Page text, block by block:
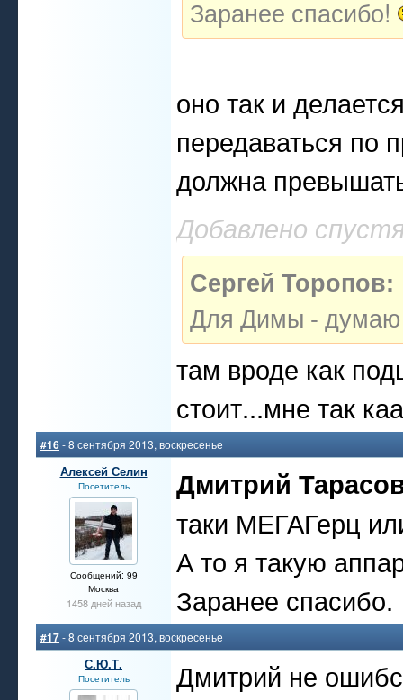
Заранее спасибо!
оно так и
передаваться по
должна
Добавлено
Сергей Торопов:
Для Димы - думаю
там вроде как
стоит...мне так
#16- 8 сентября 2013, воскресенье
Алексей Селин
Посетитель
Сообщений: 99
Москва
1458 дней назад
Дмитрий
таки МЕГАГерц
А то я такую
Заранее спасибо.
#17- 8 сентября 2013, воскресенье
С.Ю.Т.
Посетитель
Дмитрий не